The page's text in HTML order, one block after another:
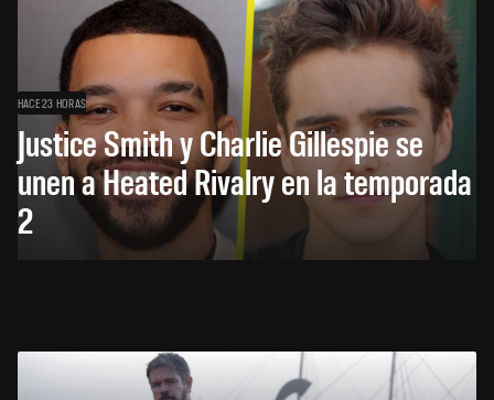
HACE 23 HORAS
Justice Smith y Charlie Gillespie se
unen a Heated Rivalry en la temporada
2